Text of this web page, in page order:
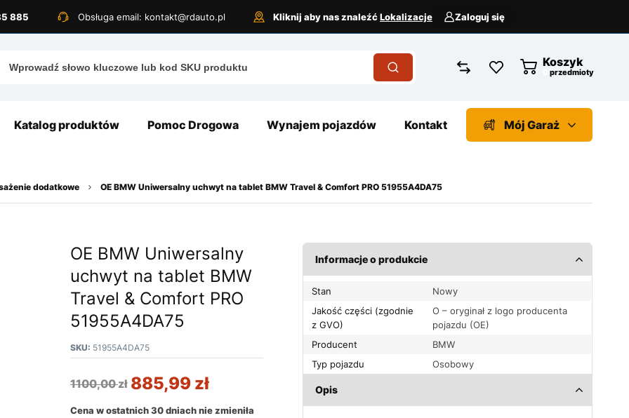
885 Obsługa email: kontakt@rdauto.pl Kliknij aby nas znaleźćLokalizacje Zaloguj się
Koszyk
przedmioty
Katalog produktów Pomoc Drogowa Wynajem pojazdów Kontakt Mój Garaż
dodatkowe OE BMW Uniwersalny uchwyt na tablet BMW Travel & Comfort PRO 51955A4DA75
OE BMW Uniwersalny
uchwyt na tablet BMW
Travel & Comfort PRO
51955A4DA75
SKU: 51955A4DA75
1100,00zł 885,99 zł
Cena w ostatnich 30 dniach nie zmieniła
Informacje o produkcie
Stan
Nowy
Jakość części (zgodnie
z GVO)
O – oryginał z logo producenta
pojazdu (OE)
Producent
BMW
Typ pojazdu
Osobowy
Opis